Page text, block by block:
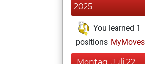
2025
You learned 1
positions MyMoves
Montag, Juli 22,